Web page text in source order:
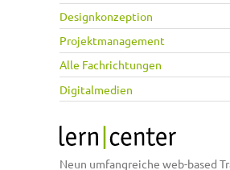
Designkonzeption
Projektmanagement
Alle Fachrichtungen
Digitalmedien
Neun umfangreiche web-based